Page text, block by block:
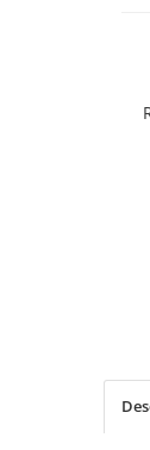
Ingrijire
Perii de par